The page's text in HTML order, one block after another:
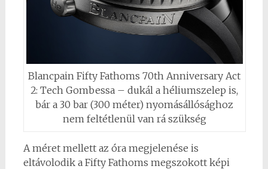
Blancpain Fifty Fathoms 70th Anniversary Act
2: Tech Gombessa – dukál a héliumszelep is,
bár a 30 bar (300 méter) nyomásállósághoz
nem feltétlenül van rá szükség
A méret mellett az óra megjelenése is
eltávolodik a Fifty Fathoms megszokott képi